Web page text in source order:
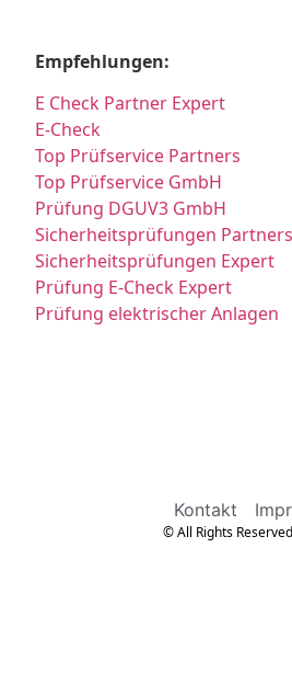
Empfehlungen:
E Check Partner Expert
E-Check
Top Prüfservice Partners
Top Prüfservice GmbH
Prüfung DGUV3 GmbH
Sicherheitsprüfungen Partners
Sicherheitsprüfungen Expert
Prüfung E-Check Expert
Prüfung elektrischer Anlagen
Kontakt
© All Rights